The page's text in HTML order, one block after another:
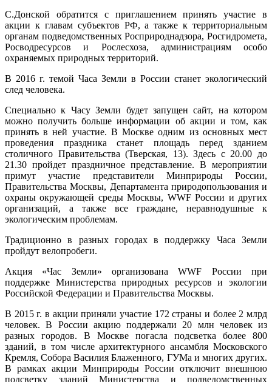
С.Донской обратится с приглашением принять участие в
акции к главам субъектов РФ, а также к территориальным
органам подведомственных Росприроднадзора, Росгидромета,
Росводресурсов и Рослесхоза, администрациям особо
охраняемых природных территорий.
В 2016 г. темой Часа Земли в России станет экологический
след человека.
Специально к Часу Земли будет запущен сайт, на котором
можно получить больше информации об акции и том, как
принять в ней участие. В Москве одним из основных мест
проведения праздника станет площадь перед зданием
столичного Правительства (Тверская, 13). Здесь с 20.00 до
21.30 пройдет праздничное представление. В мероприятии
примут участие представители Минприроды России,
Правительства Москвы, Департамента природопользования и
охраны окружающей среды Москвы, WWF России и других
организаций, а также все граждане, неравнодушные к
экологическим проблемам.
Традиционно в разных городах в поддержку Часа Земли
пройдут велопробеги.
Акция «Час Земли» организована WWF России при
поддержке Министерства природных ресурсов и экологии
Российской Федерации и Правительства Москвы.
В 2015 г. в акции приняли участие 172 страны и более 2 млрд
человек. В России акцию поддержали 20 млн человек из
разных городов. В Москве погасла подсветка более 800
зданий, в том числе архитектурного ансамбля Московского
Кремля, Собора Василия Блаженного, ГУМа и многих других.
В рамках акции Минприроды России отключит внешнюю
подсветку зданий Министерства и подведомственных